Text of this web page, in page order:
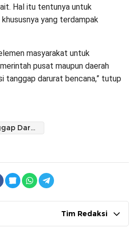
Hal itu tentunya untuk
yang terdampak
masyarakat untuk
pusat maupun daerah
tanggap darurat bencana,” tutup
Apel Tanggap Darurat Bencana
Tim Redaksi